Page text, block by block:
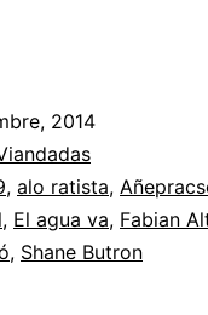
2014
, alo ratista,
, El agua va, Fabian
, Shane Butron